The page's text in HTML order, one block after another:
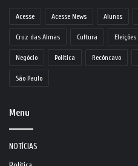
Acesse Acesse News Alunos
Cruz das Almas Cultura Eleições
Negócio Política Recôncavo
São Paulo
Menu
NOTÍCIAS